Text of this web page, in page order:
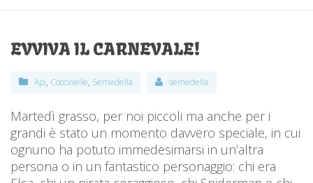
EVVIVA IL CARNEVALE!
Api, Coccinelle, Semedella semedella
Martedì grasso, per noi piccoli ma anche per i
grandi è stato un momento davvero speciale, in cui
ognuno ha potuto immedesimarsi in un’altra
persona o in un fantastico personaggio: chi era